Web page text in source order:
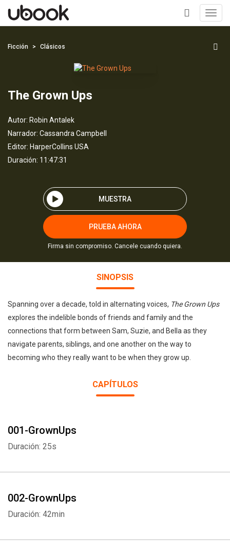
+
Ficción Clásicos
The Grown Ups
Autor: Robin Antalek
Narrador: Cassandra Campbell
Editor: HarperCollins USA
Duración: 11:47:31
MUESTRA
PRUEBA AHORA
Firma sin compromiso. Cancele cuando quiera.
SINOPSIS
Spanning over a decade, told in alternating voices, The Grown Ups
explores the indelible bonds of friends and family and the
connections that form between Sam, Suzie, and Bella as they
navigate parents, siblings, and one another on the way to
becoming who they really want to be when they grow up.
CAPÍTULOS
001-GrownUps
Duración: 25s
002-GrownUps
Duración: 42min